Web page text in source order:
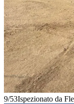
9/53Ispezionato da